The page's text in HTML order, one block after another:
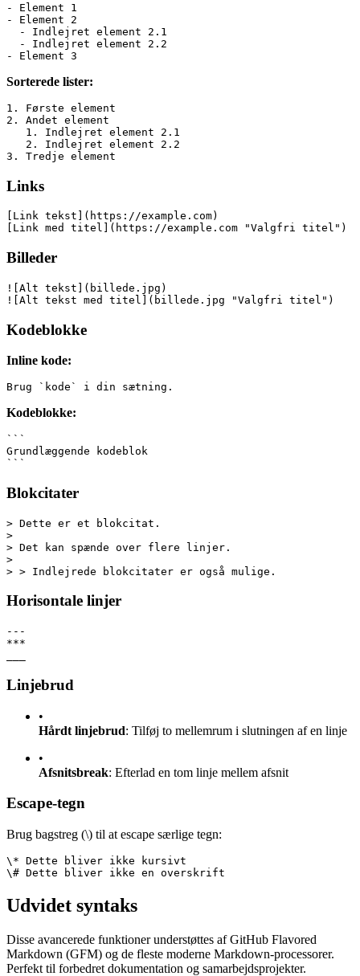
- Element 1
- Element 2
  - Indlejret element 2.1
  - Indlejret element 2.2
- Element 3
Sorterede lister:
1. Første element
2. Andet element
   1. Indlejret element 2.1
   2. Indlejret element 2.2
3. Tredje element
Links
[Link tekst](https://example.com)
[Link med titel](https://example.com "Valgfri titel")
Billeder
![Alt tekst](billede.jpg)
![Alt tekst med titel](billede.jpg "Valgfri titel")
Kodeblokke
Inline kode:
Brug `kode` i din sætning.
Kodeblokke:
```
Grundlæggende kodeblok
```
Blokcitater
> Dette er et blokcitat.
>
> Det kan spænde over flere linjer.
>
> > Indlejrede blokcitater er også mulige.
Horisontale linjer
---
***
Linjebrud
•
Hårdt linjebrud: Tilføj to mellemrum i slutningen af en linje
•
Afsnitsbreak: Efterlad en tom linje mellem afsnit
Escape-tegn
Brug bagstreg (\) til at escape særlige tegn:
\* Dette bliver ikke kursivt
\# Dette bliver ikke en overskrift
Udvidet syntaks
Disse avancerede funktioner understøttes af GitHub Flavored
Markdown (GFM) og de fleste moderne Markdown-processorer.
Perfekt til forbedret dokumentation og samarbejdsprojekter.